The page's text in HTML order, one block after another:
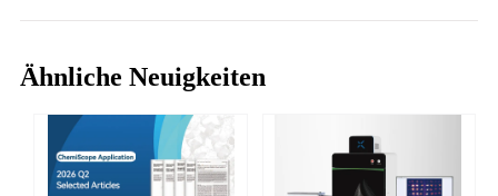
Ähnliche Neuigkeiten